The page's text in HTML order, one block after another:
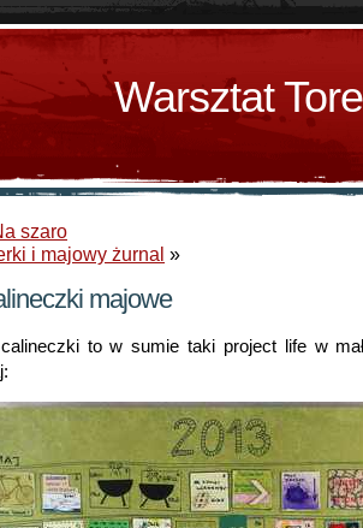
Warsztat
szaro
i majowy żurnal »
majowe
to w sumie taki project life w